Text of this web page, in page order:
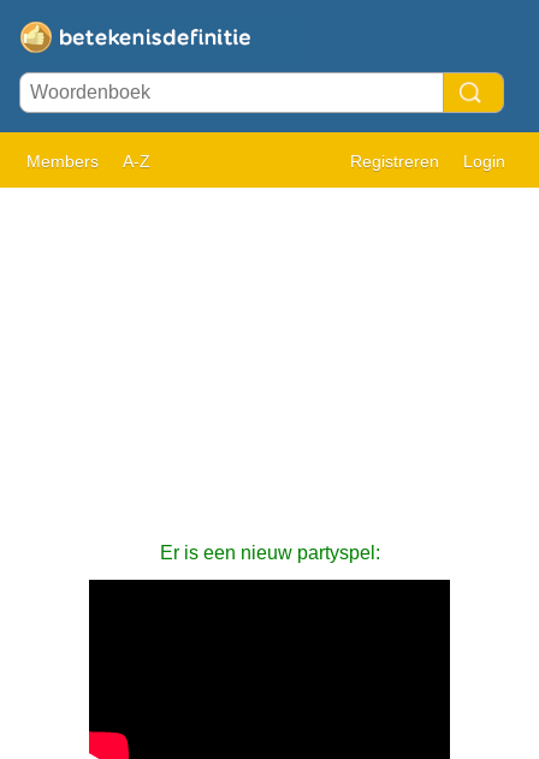
Members A-Z Registreren Login
Er is een nieuw partyspel: